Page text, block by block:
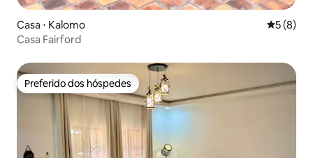
Casa ⋅ Kalomo 5 de
5 (8)
Casa Fairford
Preferido dos hóspedes
Preferido dos hóspedes